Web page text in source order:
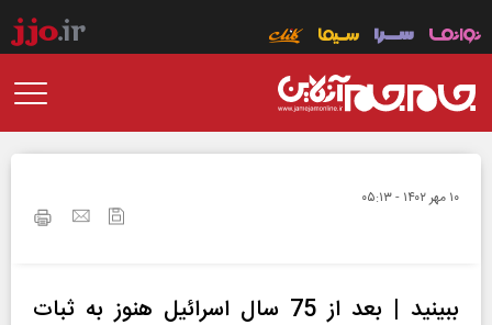
۱۰ مهر ۱۴۰۲ - ۰۵:۱۳
ببینید | بعد از 75 سال اسرائیل هنوز به ثبات